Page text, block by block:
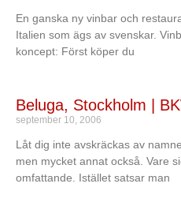
En ganska ny vinbar och
Italien som ägs av svenskar.
koncept: Först köper du
Beluga, Stockholm |
september 10, 2006
Låt dig inte avskräckas av
men mycket annat också. Vare
omfattande. Istället satsar man